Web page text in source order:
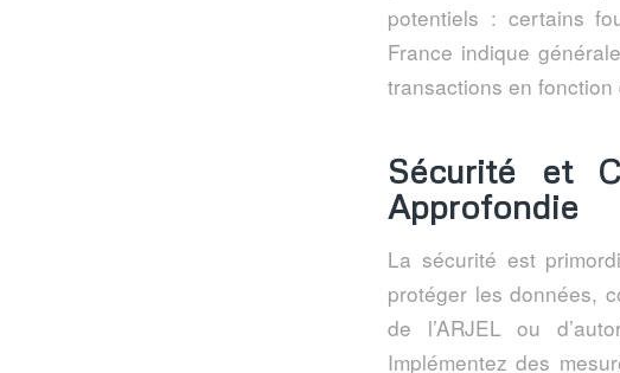
potentiels : certains
France indique
transactions en
Sécurité et
Approfondie
La sécurité est
protéger les données,
de l’ARJEL ou
Implémentez des